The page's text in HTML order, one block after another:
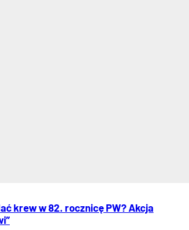
krew w 82. rocznicę PW? Akcja